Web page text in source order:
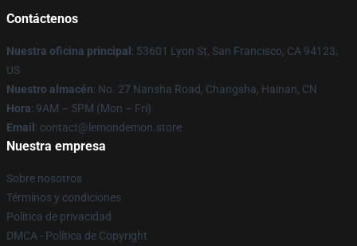
Contáctenos
Nuestra oficina principal : 53601 Lyon St, San Francisco, CA 94123,
US
Nuestro almacén: No. 27 Nansha Road, Changsha, Hainan, CN
Hora: 9AM – 5PM (Mon – Fri)
Email : contact@lemondemon.store
Nuestra empresa
Sobre nosotros
Términos y condiciones
Política de privacidad
DMCA - Política de Copyright